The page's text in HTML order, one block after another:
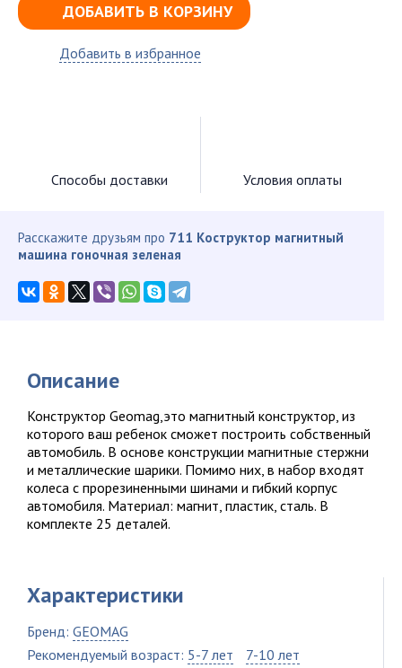
ДОБАВИТЬ В КОРЗИНУ
Добавить в избранное
Способы доставки Условия оплаты
Расскажите друзьям про 711 Коструктор магнитный
машина гоночная зеленая
Описание
Конструктор Geomag,это магнитный конструктор, из
которого ваш ребенок сможет построить собственный
автомобиль. В основе конструкции магнитные стержни
и металлические шарики. Помимо них, в набор входят
колеса с прорезиненными шинами и гибкий корпус
автомобиля. Материал: магнит, пластик, сталь. В
комплекте 25 деталей.
Характеристики
Бренд: GEOMAG
Рекомендуемый возраст: 5-7 лет
7-10 лет